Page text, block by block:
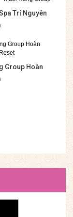
Trí Nguyên
– Muối Hồng
Group Hoàn